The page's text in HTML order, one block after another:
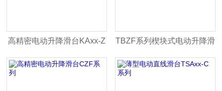
高精密电动升降滑台KAxx-Z
系列
TBZF系列楔块式电动升降滑
台